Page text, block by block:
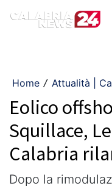
Home / Attualità |
Eolico
Squillace,
Calabria
Dopo la